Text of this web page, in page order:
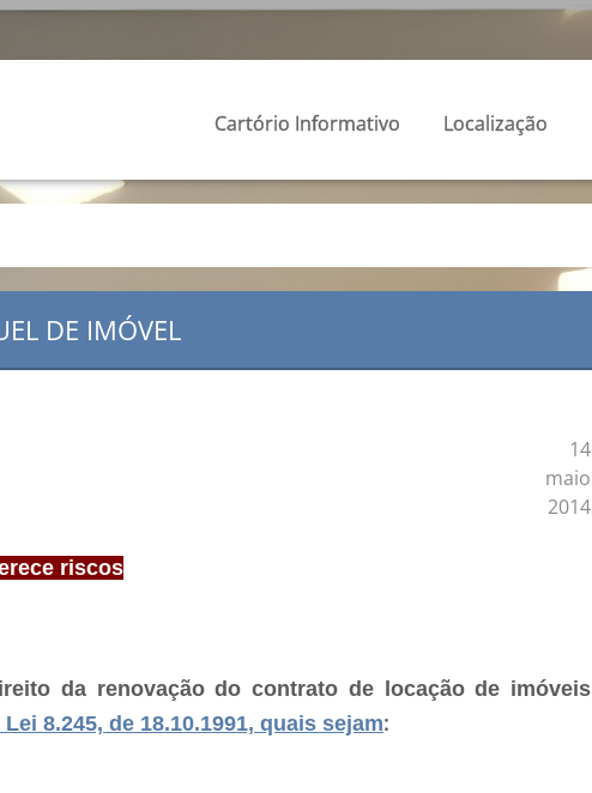
Cartório Informativo Localização
DE IMÓVEL
14
maio
2014
riscos
da renovação do contrato de locação de imóveis
Lei 8.245, de 18.10.1991, quais sejam: